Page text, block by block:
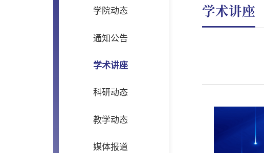
学院动态
通知公告
学术讲座
科研动态
教学动态
媒体报道
学术讲座